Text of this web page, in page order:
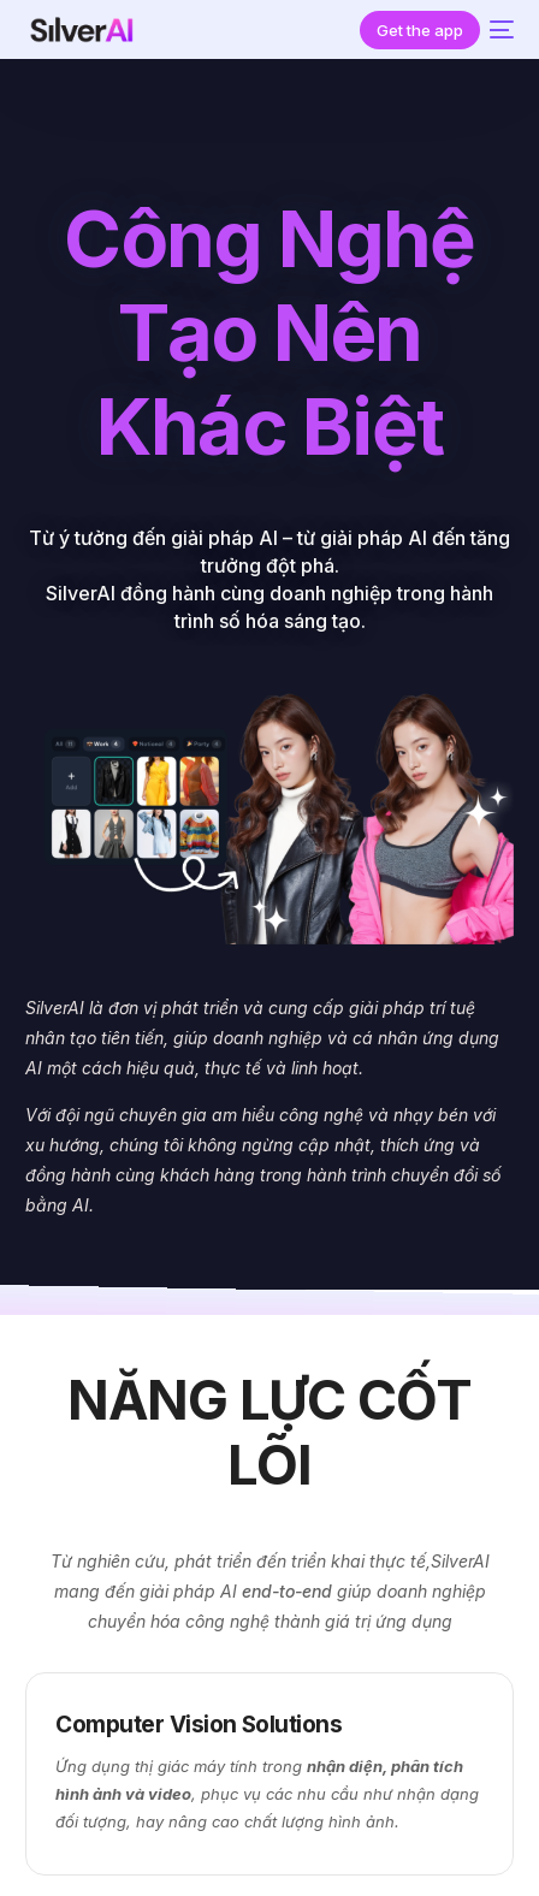
Get the app
Công Nghệ
Tạo Nên
Khác Biệt
Từ ý tưởng đến giải pháp AI – từ giải pháp AI đến tăng
trưởng đột phá.
SilverAI đồng hành cùng doanh nghiệp trong hành
trình số hóa sáng tạo.
SilverAI là đơn vị phát triển và cung cấp giải pháp trí tuệ
nhân tạo tiên tiến, giúp doanh nghiệp và cá nhân ứng dụng
AI một cách hiệu quả, thực tế và linh hoạt.
Với đội ngũ chuyên gia am hiểu công nghệ và nhạy bén với
xu hướng, chúng tôi không ngừng cập nhật, thích ứng và
đồng hành cùng khách hàng trong hành trình chuyển đổi số
bằng AI.
NĂNG LỰC CỐT
LÕI
Từ nghiên cứu, phát triển đến triển khai thực tế,SilverAI
mang đến giải pháp AI end-to-endgiúp doanh nghiệp
chuyển hóa công nghệ thành giá trị ứng dụng
Computer Vision Solutions
Ứng dụng thị giác máy tính trongnhận diện, phân tích
hình ảnh và video, phục vụ các nhu cầu như nhận dạng
đối tượng, hay nâng cao chất lượng hình ảnh.